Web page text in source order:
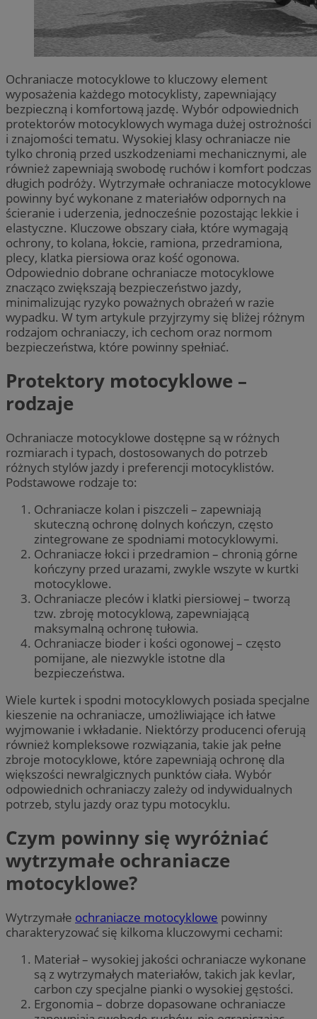
Ochraniacze motocyklowe to kluczowy element
wyposażenia każdego motocyklisty, zapewniający
bezpieczną i komfortową jazdę. Wybór odpowiednich
protektorów motocyklowych wymaga dużej ostrożności
i znajomości tematu. Wysokiej klasy ochraniacze nie
tylko chronią przed uszkodzeniami mechanicznymi, ale
również zapewniają swobodę ruchów i komfort podczas
długich podróży. Wytrzymałe ochraniacze motocyklowe
powinny być wykonane z materiałów odpornych na
ścieranie i uderzenia, jednocześnie pozostając lekkie i
elastyczne. Kluczowe obszary ciała, które wymagają
ochrony, to kolana, łokcie, ramiona, przedramiona,
plecy, klatka piersiowa oraz kość ogonowa.
Odpowiednio dobrane ochraniacze motocyklowe
znacząco zwiększają bezpieczeństwo jazdy,
minimalizując ryzyko poważnych obrażeń w razie
wypadku. W tym artykule przyjrzymy się bliżej różnym
rodzajom ochraniaczy, ich cechom oraz normom
bezpieczeństwa, które powinny spełniać.
Protektory motocyklowe –
rodzaje
Ochraniacze motocyklowe dostępne są w różnych
rozmiarach i typach, dostosowanych do potrzeb
różnych stylów jazdy i preferencji motocyklistów.
Podstawowe rodzaje to:
Ochraniacze kolan i piszczeli – zapewniają
skuteczną ochronę dolnych kończyn, często
zintegrowane ze spodniami motocyklowymi.
Ochraniacze łokci i przedramion – chronią górne
kończyny przed urazami, zwykle wszyte w kurtki
motocyklowe.
Ochraniacze pleców i klatki piersiowej – tworzą
tzw. zbroję motocyklową, zapewniającą
maksymalną ochronę tułowia.
Ochraniacze bioder i kości ogonowej – często
pomijane, ale niezwykle istotne dla
bezpieczeństwa.
Wiele kurtek i spodni motocyklowych posiada specjalne
kieszenie na ochraniacze, umożliwiające ich łatwe
wyjmowanie i wkładanie. Niektórzy producenci oferują
również kompleksowe rozwiązania, takie jak pełne
zbroje motocyklowe, które zapewniają ochronę dla
większości newralgicznych punktów ciała. Wybór
odpowiednich ochraniaczy zależy od indywidualnych
potrzeb, stylu jazdy oraz typu motocyklu.
Czym powinny się wyróżniać
wytrzymałe ochraniacze
motocyklowe?
Wytrzymałe ochraniacze motocyklowe powinny
charakteryzować się kilkoma kluczowymi cechami:
Materiał – wysokiej jakości ochraniacze wykonane
są z wytrzymałych materiałów, takich jak kevlar,
carbon czy specjalne pianki o wysokiej gęstości.
Ergonomia – dobrze dopasowane ochraniacze